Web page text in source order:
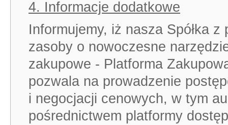
4. Informacje dodatkowe
Informujemy, iż nasza Spółka z
zasoby o nowoczesne
zakupowe - Platforma
pozwala na prowadzenie
i negocjacji cenowych, w tym
pośrednictwem platformy